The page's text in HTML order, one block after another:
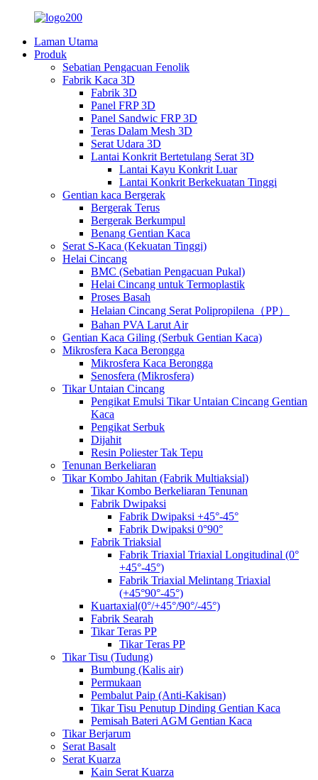
Laman Utama
Produk
Sebatian Pengacuan Fenolik
Fabrik Kaca 3D
Fabrik 3D
Panel FRP 3D
Panel Sandwic FRP 3D
Teras Dalam Mesh 3D
Serat Udara 3D
Lantai Konkrit Bertetulang Serat 3D
Lantai Kayu Konkrit Luar
Lantai Konkrit Berkekuatan Tinggi
Gentian kaca Bergerak
Bergerak Terus
Bergerak Berkumpul
Benang Gentian Kaca
Serat S-Kaca (Kekuatan Tinggi)
Helai Cincang
BMC (Sebatian Pengacuan Pukal)
Helai Cincang untuk Termoplastik
Proses Basah
Helaian Cincang Serat Polipropilena（PP）
Bahan PVA Larut Air
Gentian Kaca Giling (Serbuk Gentian Kaca)
Mikrosfera Kaca Berongga
Mikrosfera Kaca Berongga
Senosfera (Mikrosfera)
Tikar Untaian Cincang
Pengikat Emulsi Tikar Untaian Cincang Gentian
Kaca
Pengikat Serbuk
Dijahit
Resin Poliester Tak Tepu
Tenunan Berkeliaran
Tikar Kombo Jahitan (Fabrik Multiaksial)
Tikar Kombo Berkeliaran Tenunan
Fabrik Dwipaksi
Fabrik Dwipaksi +45°-45°
Fabrik Dwipaksi 0°90°
Fabrik Triaksial
Fabrik Triaxial Triaxial Longitudinal (0°
+45°-45°)
Fabrik Triaxial Melintang Triaxial
(+45°90°-45°)
Kuartaxial(0°/+45°/90°/-45°)
Fabrik Searah
Tikar Teras PP
Tikar Teras PP
Tikar Tisu (Tudung)
Bumbung (Kalis air)
Permukaan
Pembalut Paip (Anti-Kakisan)
Tikar Tisu Penutup Dinding Gentian Kaca
Pemisah Bateri AGM Gentian Kaca
Tikar Berjarum
Serat Basalt
Serat Kuarza
Kain Serat Kuarza